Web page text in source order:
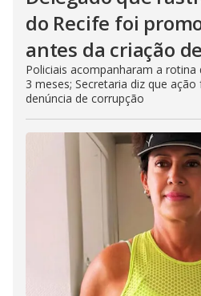
do Recife foi
antes da criação
Policiais acompanharam a
3 meses; Secretaria diz que
denúncia de corrupção